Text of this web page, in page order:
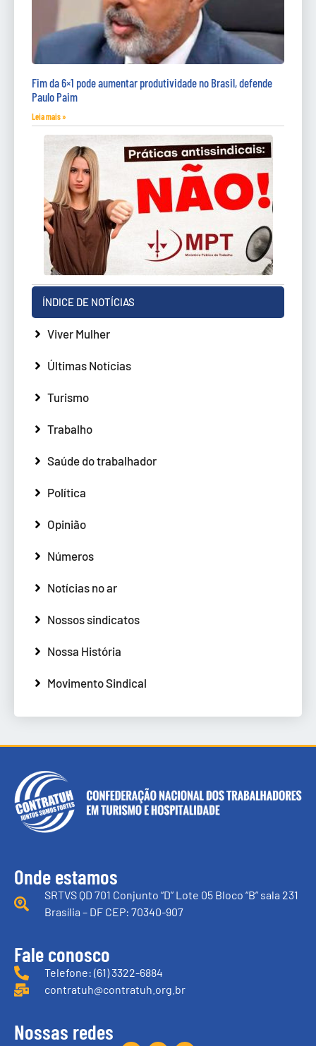
Fim da 6×1 pode aumentar produtividade no Brasil, defende
Paulo Paim
Leia mais »
ÍNDICE DE NOTÍCIAS
Viver Mulher
Últimas Notícias
Turismo
Trabalho
Saúde do trabalhador
Política
Opinião
Números
Notícias no ar
Nossos sindicatos
Nossa História
Movimento Sindical
Onde estamos
SRTVS QD 701 Conjunto “D” Lote 05 Bloco “B” sala 231
Brasília – DF CEP: 70340-907
Fale conosco
Telefone: (61) 3322-6884
contratuh@contratuh.org.br
Nossas redes